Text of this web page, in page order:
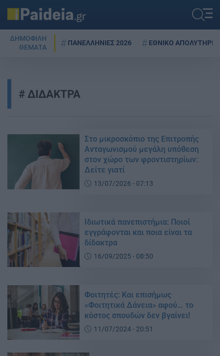
ΔΗΜΟΦΙΛΗ
ΘΕΜΑΤΑ
ΠΑΝΕΛΛΗΝΙΕΣ 2026 ΕΘΝΙΚΟ ΑΠΟΛΥΤΗΡΙΟ
ΔΙΔΑΚΤΡΑ
Στο μικροσκόπιο της Επιτροπής
Ανταγωνισμού μεγάλη υπόθεση
στον χώρο των φροντιστηρίων:
Δείτε γιατί
13/07/2026 - 07:13
Ιδιωτικά πανεπιστήμια: Ποιοί
εγγράφονται και ποια είναι τα
δίδακτρα
16/09/2025 - 08:50
Φοιτητές: Και επισήμως
«Φοιτητικά Δάνεια» αφού… το
κόστος σπουδών δεν βγαίνει!
11/07/2024 - 20:51